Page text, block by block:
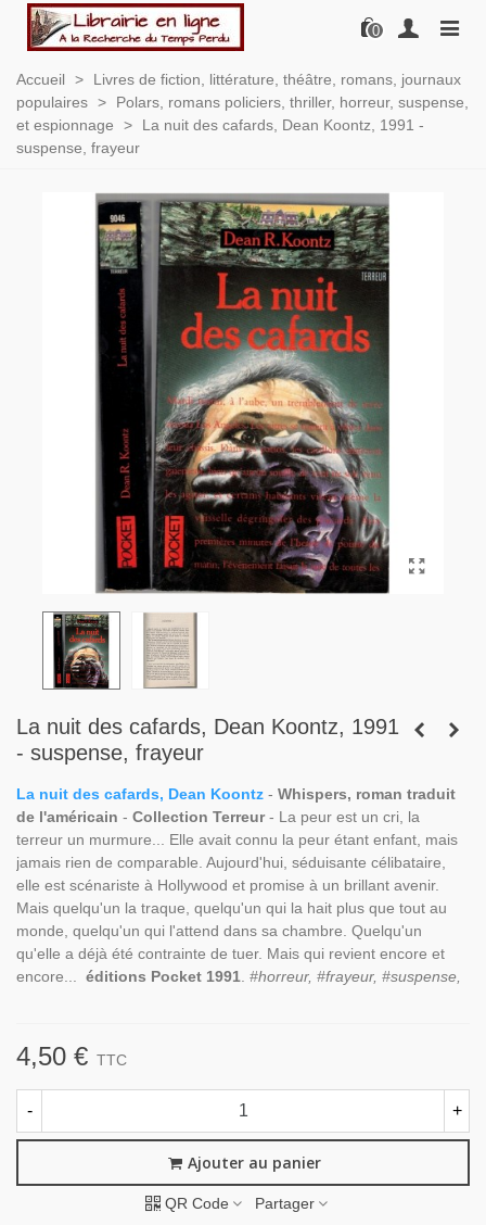
0
Accueil >
Livres de fiction, littérature, théâtre, romans, journaux
populaires >
Polars, romans policiers, thriller, horreur, suspense,
et espionnage
>
La nuit des cafards, Dean Koontz, 1991 -
suspense, frayeur
La nuit des cafards, Dean Koontz, 1991
- suspense, frayeur
La nuit des cafards, Dean Koontz - Whispers, roman traduit
de l'américain - Collection Terreur- La peur est un cri, la
terreur un murmure... Elle avait connu la peur étant enfant, mais
jamais rien de comparable. Aujourd'hui, séduisante célibataire,
elle est scénariste à Hollywood et promise à un brillant avenir.
Mais quelqu'un la traque, quelqu'un qui la hait plus que tout au
monde, quelqu'un qui l'attend dans sa chambre. Quelqu'un
qu'elle a déjà été contrainte de tuer. Mais qui revient encore et
encore... éditions Pocket 1991 #horreur, #frayeur, #suspense,
4,50 € TTC
- +
Ajouter au panier
QR Code Partager